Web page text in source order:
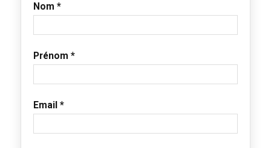
Nom *
Prénom *
Email *